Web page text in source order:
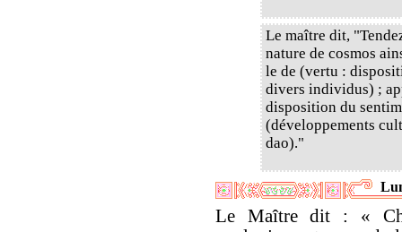
Le maître dit,
nature de cosmos
le de (vertu :
divers individus) ;
disposition du
(développements
dao)."
Le Maître dit : «